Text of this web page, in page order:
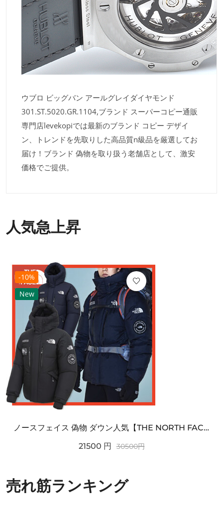
ウブロ ビッグバン アールグレイダイヤモンド
301.ST.5020.GR.1104,ブランド スーパーコピー通販
専門店levekopiでは最新のブランド コピー デザイ
ン、トレンドを先取りした高品質n級品を厳選してお
届け！ブランド 偽物を取り扱う老舗店として、激安
価格でご提供。
人気急上昇
-10%
New
ノースフェイス 偽物 ダウン人気【THE NORTH FACE】M'S 7 SUMMIT HIM...
21500 円 30500円
売れ筋ランキング